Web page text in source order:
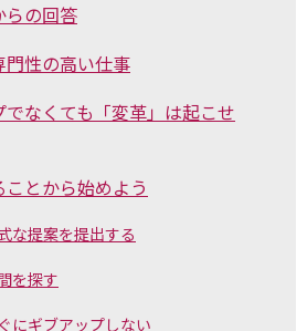
らの回答
門性の高い仕事
なくても「変革」は起こせ
とから始めよう
な提案を提出する
を探す
にギブアップしない